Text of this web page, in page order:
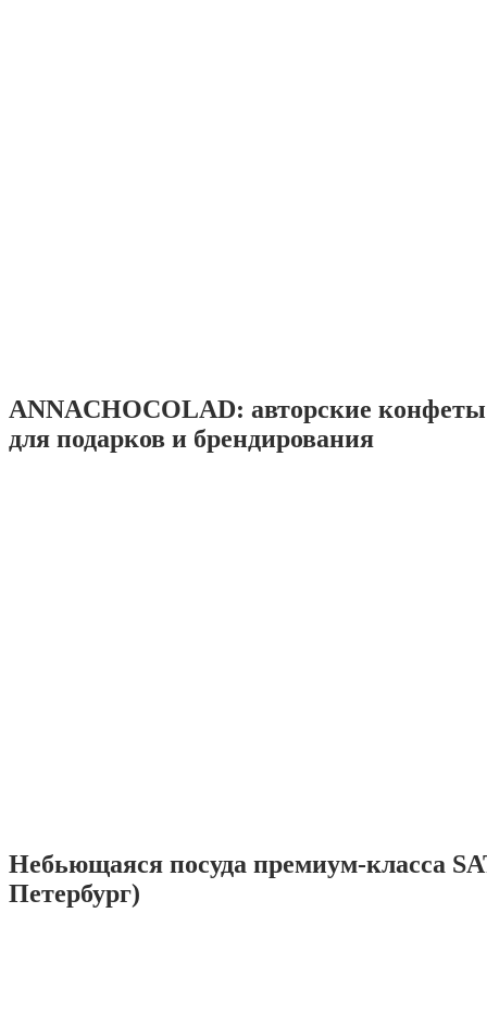
ANNACHOCOLAD: авторские
для подарков и брендирования
Небьющаяся посуда премиум-класса
Петербург)